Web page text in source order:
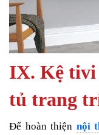
IX. Kệ tivi
tủ trang
Để hoàn thiện nội